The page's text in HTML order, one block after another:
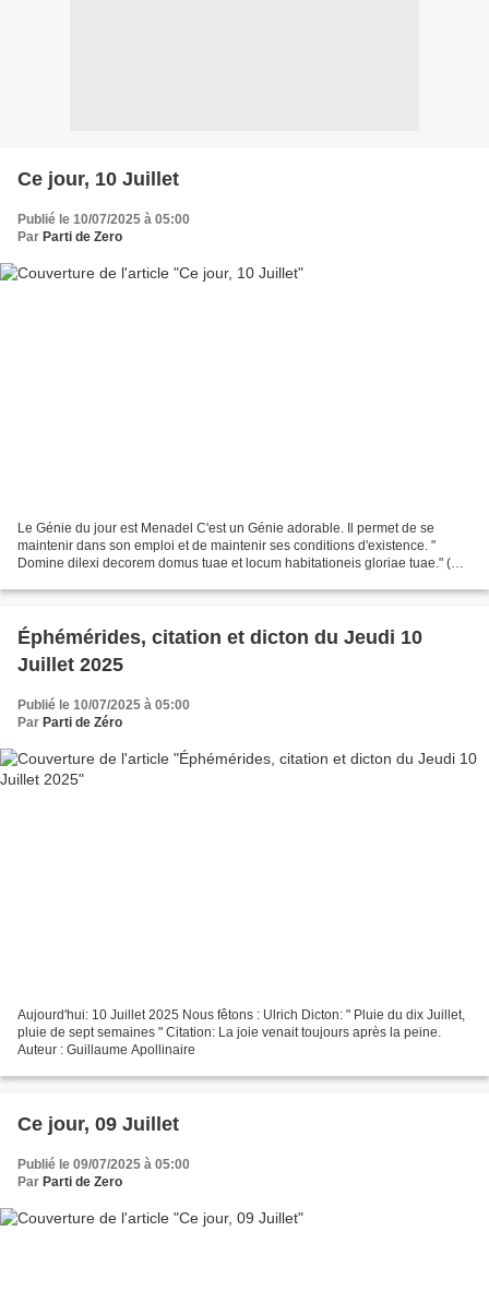
Ce jour, 10 Juillet
Publié le 10/07/2025 à 05:00
Par Parti de Zero
Le Génie du jour est Menadel C'est un Génie adorable. Il permet de se
maintenir dans son emploi et de maintenir ses conditions d'existence. "
Domine dilexi decorem domus tuae et locum habitationeis gloriae tuae." (
Éphémérides, citation et dicton du Jeudi 10
Juillet 2025
Publié le 10/07/2025 à 05:00
Par Parti de Zéro
Aujourd'hui: 10 Juillet 2025 Nous fêtons : Ulrich Dicton: " Pluie du dix Juillet,
pluie de sept semaines " Citation: La joie venait toujours après la peine.
Auteur : Guillaume Apollinaire
Ce jour, 09 Juillet
Publié le 09/07/2025 à 05:00
Par Parti de Zero